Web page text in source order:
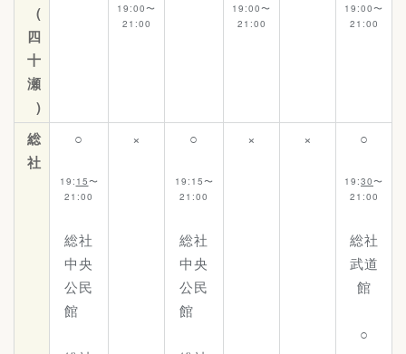
(
四
十
瀬
)
19:00〜
21:00
19:00〜
21:00
19:00〜
21:00
総
社
○
19: 15〜
21:00
総社
中央
公民
館
× ○
19:15〜
21:00
総社
中央
公民
館
× × ○
19:30〜
21:00
総社
武道
館
○